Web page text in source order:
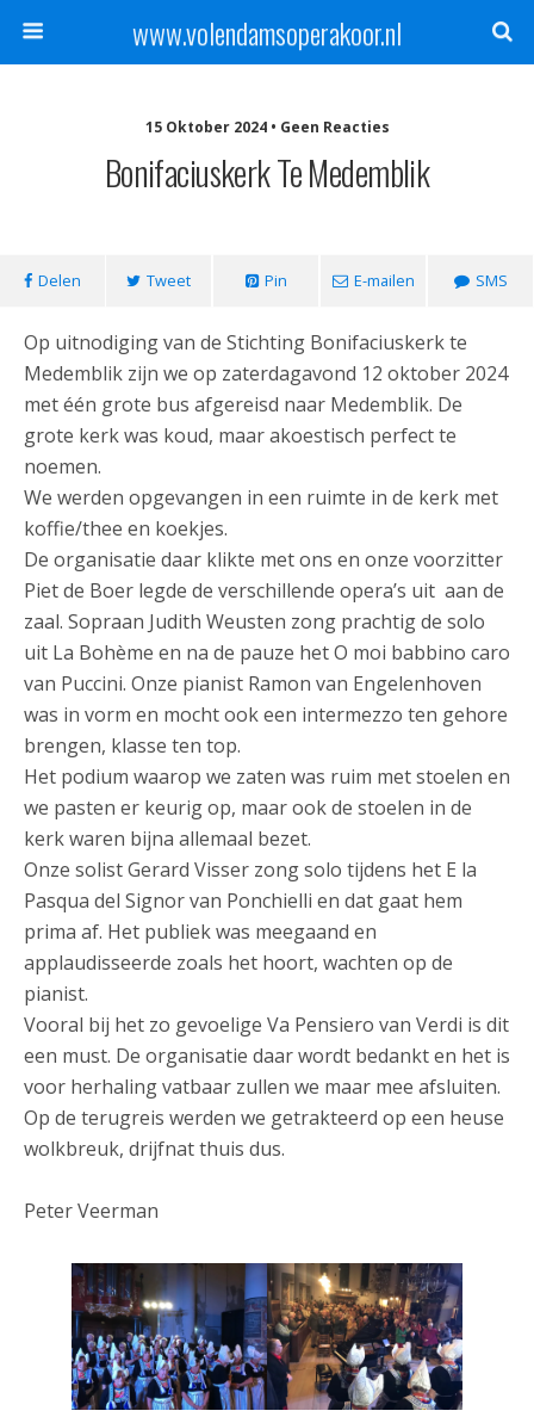
www.volendamsoperakoor.nl
15 Oktober 2024 • Geen Reacties
Bonifaciuskerk Te Medemblik
Delen Tweet Pin E-mailen SMS
Op uitnodiging van de Stichting Bonifaciuskerk te
Medemblik zijn we op zaterdagavond 12 oktober 2024
met één grote bus afgereisd naar Medemblik. De
grote kerk was koud, maar akoestisch perfect te
noemen.
We werden opgevangen in een ruimte in de kerk met
koffie/thee en koekjes.
De organisatie daar klikte met ons en onze voorzitter
Piet de Boer legde de verschillende opera’s uit aan de
zaal. Sopraan Judith Weusten zong prachtig de solo
uit La Bohème en na de pauze het O moi babbino caro
van Puccini. Onze pianist Ramon van Engelenhoven
was in vorm en mocht ook een intermezzo ten gehore
brengen, klasse ten top.
Het podium waarop we zaten was ruim met stoelen en
we pasten er keurig op, maar ook de stoelen in de
kerk waren bijna allemaal bezet.
Onze solist Gerard Visser zong solo tijdens het E la
Pasqua del Signor van Ponchielli en dat gaat hem
prima af. Het publiek was meegaand en
applaudisseerde zoals het hoort, wachten op de
pianist.
Vooral bij het zo gevoelige Va Pensiero van Verdi is dit
een must. De organisatie daar wordt bedankt en het is
voor herhaling vatbaar zullen we maar mee afsluiten.
Op de terugreis werden we getrakteerd op een heuse
wolkbreuk, drijfnat thuis dus.
Peter Veerman